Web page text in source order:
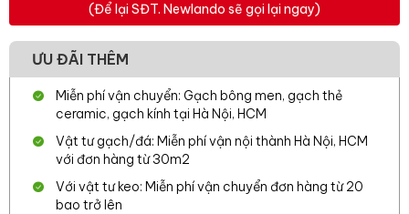
(Để lại SĐT. Newlando sẽ gọi lại ngay)
ƯU ĐÃI THÊM
Miễn phí vận chuyển: Gạch bông men, gạch thẻ
ceramic, gạch kính tại Hà Nội, HCM
Vật tư gạch/đá: Miễn phí vận nội thành Hà Nội, HCM
với đơn hàng từ 30m2
Với vật tư keo: Miễn phí vận chuyển đơn hàng từ 20
bao trở lên